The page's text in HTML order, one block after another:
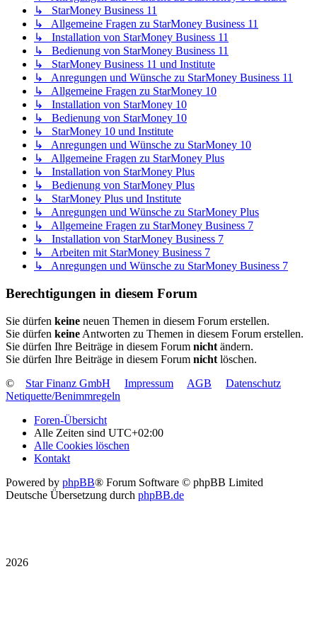
↳ StarMoney Business 11
↳ Allgemeine Fragen zu StarMoney Business 11
↳ Installation von StarMoney Business 11
↳ Bedienung von StarMoney Business 11
↳ StarMoney Business 11 und Institute
↳ Anregungen und Wünsche zu StarMoney Business 11
↳ Allgemeine Fragen zu StarMoney 10
↳ Installation von StarMoney 10
↳ Bedienung von StarMoney 10
↳ StarMoney 10 und Institute
↳ Anregungen und Wünsche zu StarMoney 10
↳ Allgemeine Fragen zu StarMoney Plus
↳ Installation von StarMoney Plus
↳ Bedienung von StarMoney Plus
↳ StarMoney Plus und Institute
↳ Anregungen und Wünsche zu StarMoney Plus
↳ Allgemeine Fragen zu StarMoney Business 7
↳ Installation von StarMoney Business 7
↳ Arbeiten mit StarMoney Business 7
↳ Anregungen und Wünsche zu StarMoney Business 7
Berechtigungen in diesem Forum
Sie dürfen keine neuen Themen in diesem Forum erstellen.
Sie dürfen keine Antworten zu Themen in diesem Forum erstellen.
Sie dürfen Ihre Beiträge in diesem Forum nicht ändern.
Sie dürfen Ihre Beiträge in diesem Forum nicht löschen.
©
Star Finanz GmbH Impressum AGB
Datenschutz
Netiquette/Benimmregeln
Foren-Übersicht
Alle Zeiten sind UTC+02:00
Alle Cookies löschen
Kontakt
Powered by phpBB® Forum Software © phpBB Limited
Deutsche Übersetzung durch phpBB.de
2026